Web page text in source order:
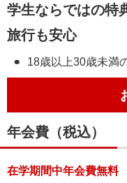
学生ならではの特
旅行も安心
18歳以上30歳未満
年会費（税込）
在学期間中年会費無料